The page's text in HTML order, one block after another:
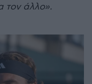
τον άλλο».